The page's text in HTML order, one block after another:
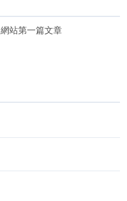
網站第一篇文章